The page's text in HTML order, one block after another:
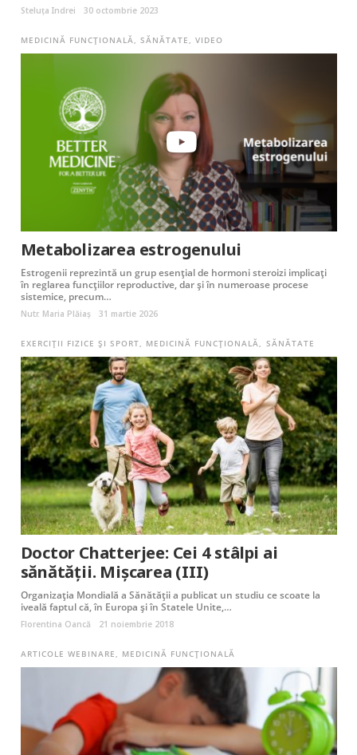
Steluța Indrei 30 octombrie 2023
MEDICINĂ FUNCȚIONALĂ SĂNĂTATE ,VIDEO
Metabolizarea estrogenului
Estrogenii reprezintă un grup esențial de hormoni steroizi implicați
în reglarea funcțiilor reproductive, dar și în numeroase procese
sistemice, precum…
Nutr. Maria Plăiaș 31 martie 2026
EXERCIȚII FIZICE ȘI SPORT, MEDICINĂ FUNCȚIONALĂ, SĂNĂTATE
Doctor Chatterjee: Cei 4 stâlpi ai
sănătăţii. Mișcarea (III)
Organizația Mondială a Sănătății a publicat un studiu ce scoate la
iveală faptul că, în Europa și în Statele Unite,…
Florentina Oancă 21 noiembrie 2018
ARTICOLE WEBINARE, MEDICINĂ FUNCȚIONALĂ